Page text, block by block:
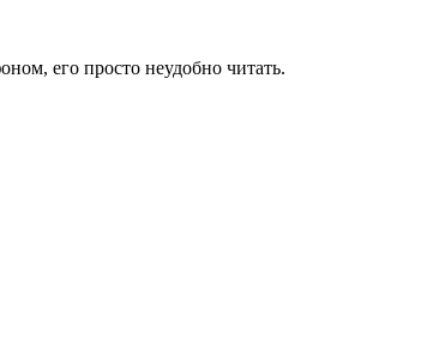
его просто неудобно читать.